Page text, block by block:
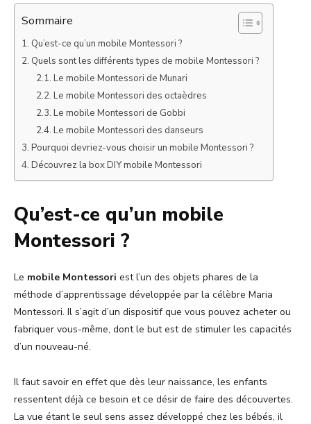
Sommaire
Qu’est-ce qu’un mobile Montessori ?
Quels sont les différents types de mobile Montessori ?
Le mobile Montessori de Munari
Le mobile Montessori des octaèdres
Le mobile Montessori de Gobbi
Le mobile Montessori des danseurs
Pourquoi devriez-vous choisir un mobile Montessori ?
Découvrez la box DIY mobile Montessori
Qu’est-ce qu’un mobile
Montessori ?
Le mobile Montessori est l’un des objets phares de la
méthode d’apprentissage développée par la célèbre Maria
Montessori. Il s’agit d’un dispositif que vous pouvez acheter ou
fabriquer vous-même, dont le but est de stimuler les capacités
d’un nouveau-né.
Il faut savoir en effet que dès leur naissance, les enfants
ressentent déjà ce besoin et ce désir de faire des découvertes.
La vue étant le seul sens assez développé chez les bébés, il